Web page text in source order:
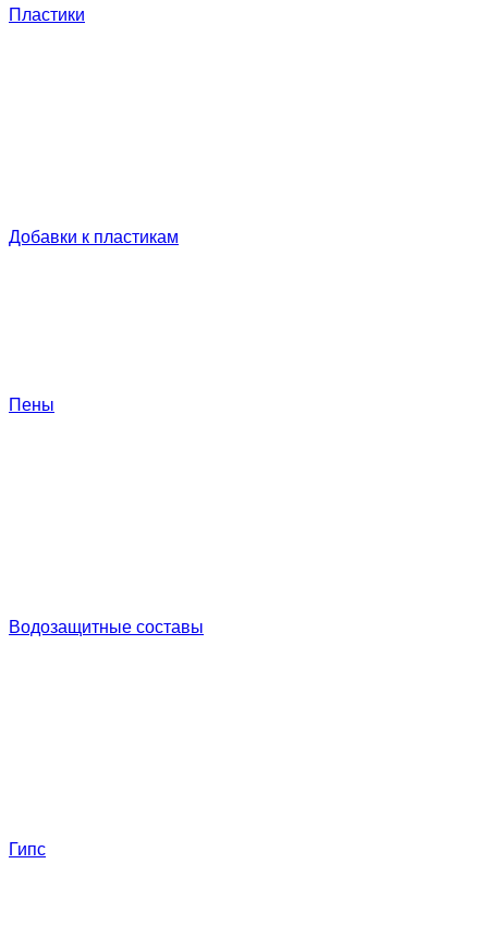
Пластики
Добавки к пластикам
Пены
Водозащитные составы
Гипс